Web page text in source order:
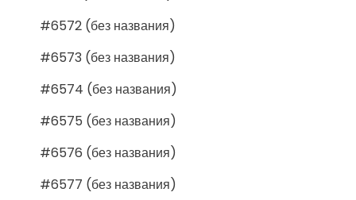
#6572 (без названия)
#6573 (без названия)
#6574 (без названия)
#6575 (без названия)
#6576 (без названия)
#6577 (без названия)